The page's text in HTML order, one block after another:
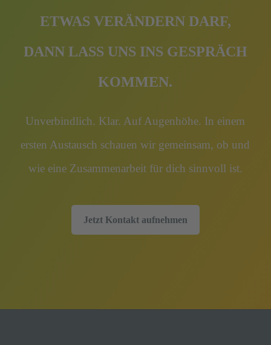
ETWAS VERÄNDERN DARF,
DANN LASS UNS INS GESPRÄCH
KOMMEN.
Unverbindlich. Klar. Auf Augenhöhe. In einem
ersten Austausch schauen wir gemeinsam, ob und
wie eine Zusammenarbeit für dich sinnvoll ist.
Jetzt Kontakt aufnehmen